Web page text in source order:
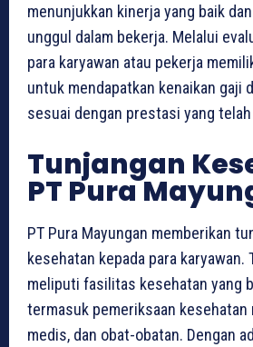
menunjukkan kinerja yang baik
unggul dalam bekerja. Melalui
para karyawan atau pekerja
untuk mendapatkan kenaikan gaji
sesuai dengan prestasi yang
Tunjangan
PT Pura
PT Pura Mayungan memberikan
kesehatan kepada para karyawan.
meliputi fasilitas kesehatan yang
termasuk pemeriksaan kesehatan
medis, dan obat-obatan. Dengan